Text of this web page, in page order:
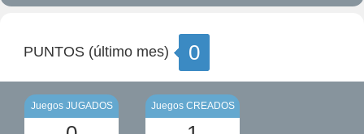
PUNTOS (último mes) 0
Juegos JUGADOS Juegos CREADOS